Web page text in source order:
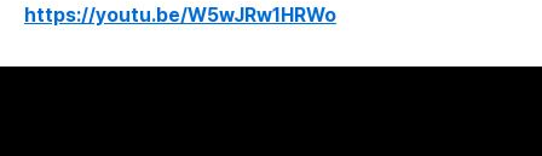
https://youtu.be/W5wJRw1HRWo